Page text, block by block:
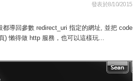
發表於8/10/2015
導回參數 redirect_uri 指定的網址, 並把 code
懶得做 http 服務，也可以這樣玩...